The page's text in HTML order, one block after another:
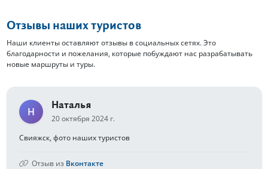
Отзывы наших туристов
Наши клиенты оставляют отзывы в социальных сетях. Это
благодарности и пожелания, которые побуждают нас разрабатывать
новые маршруты и туры.
Н
Наталья
20 октября 2024 г.
Свияжск, фото наших туристов
Отзыв из Вконтакте